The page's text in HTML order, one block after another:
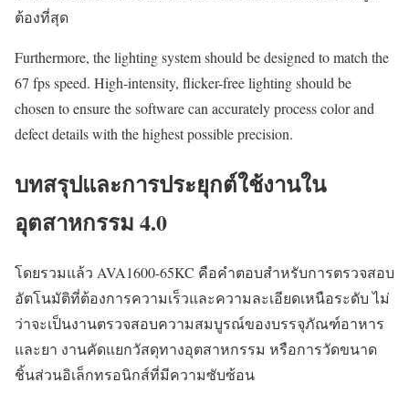
ต้องที่สุด
Furthermore, the lighting system should be designed to match the
67 fps speed. High-intensity, flicker-free lighting should be
chosen to ensure the software can accurately process color and
defect details with the highest possible precision.
บทสรุปและการประยุกต์ใช้งานใน
อุตสาหกรรม 4.0
โดยรวมแล้ว AVA1600-65KC คือคำตอบสำหรับการตรวจสอบ
อัตโนมัติที่ต้องการความเร็วและความละเอียดเหนือระดับ ไม่
ว่าจะเป็นงานตรวจสอบความสมบูรณ์ของบรรจุภัณฑ์อาหาร
และยา งานคัดแยกวัสดุทางอุตสาหกรรม หรือการวัดขนาด
ชิ้นส่วนอิเล็กทรอนิกส์ที่มีความซับซ้อน